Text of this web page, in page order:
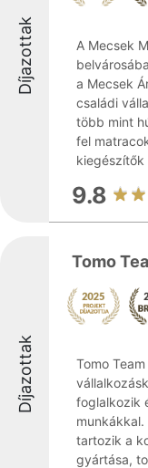
Díjazottak
A Mecsek
a Mecsek
családi
több mint
fel
kiegészítők
9.8
Díjazottak
Tomo
Tomo
foglalkozik
tartozik a
gyártása,